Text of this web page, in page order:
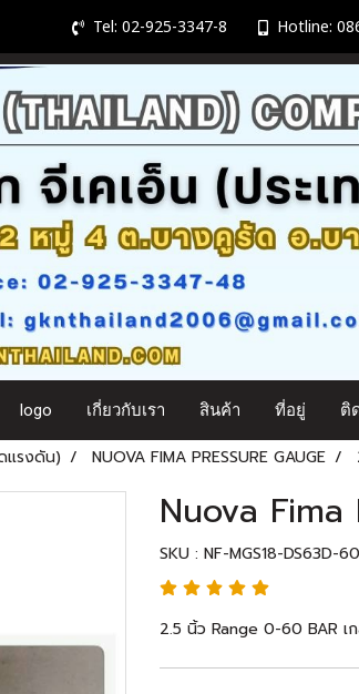
Tel: 02-925-3347-8 Hotline:
logo เกี่ยวกับเรา สินค้า ที่อยู่ ติ
แรงดัน) NUOVA FIMA PRESSURE GAUGE
Nuova
SKU : NF-MGS18-DS63D-
2.5 นิ้ว Range 0-60 BAR